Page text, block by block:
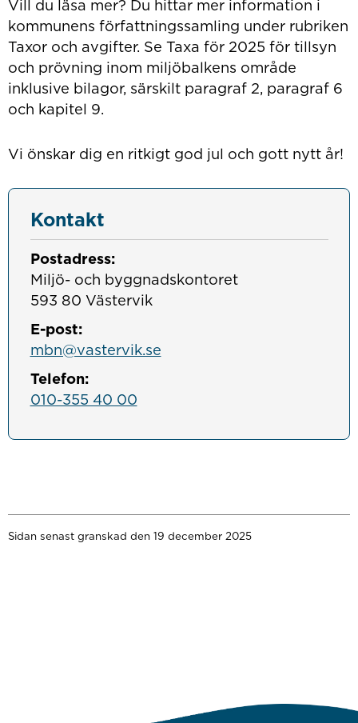
Vill du läsa mer? Du hittar mer information i
kommunens författningssamling under rubriken
Taxor och avgifter. Se Taxa för 2025 för tillsyn
och prövning inom miljöbalkens område
inklusive bilagor, särskilt paragraf 2, paragraf 6
och kapitel 9.
Vi önskar dig en ritkigt god jul och gott nytt år!
Kontakt
Postadress:
Miljö- och byggnadskontoret
593 80 Västervik
E-post:
mbn@vastervik.se
Telefon:
010-355 40 00
Sidan senast granskad den 19 december 2025